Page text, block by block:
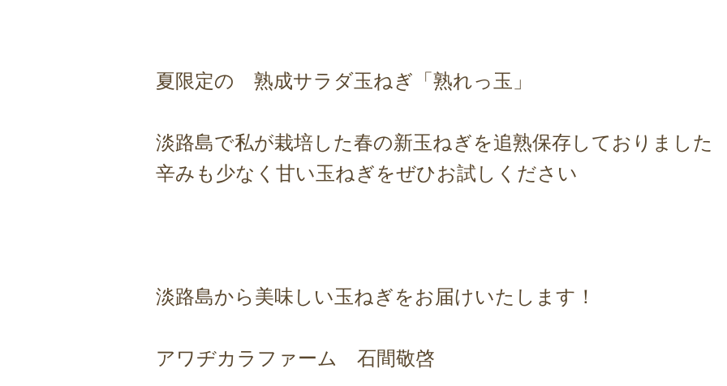
夏限定の 熟成サラダ玉ねぎ「熟れっ玉」
淡路島で私が栽培した春の新玉ねぎを追熟保存しておりました
辛みも少なく甘い玉ねぎをぜひお試しください
淡路島から美味しい玉ねぎをお届けいたします！
アワヂカラファーム 石間敬啓